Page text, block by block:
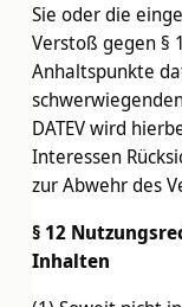
Sie oder die
Verstoß gegen §
Anhaltspunkte
DATEV wird
Interessen
zur Abwehr des
§ 12
Inhalten